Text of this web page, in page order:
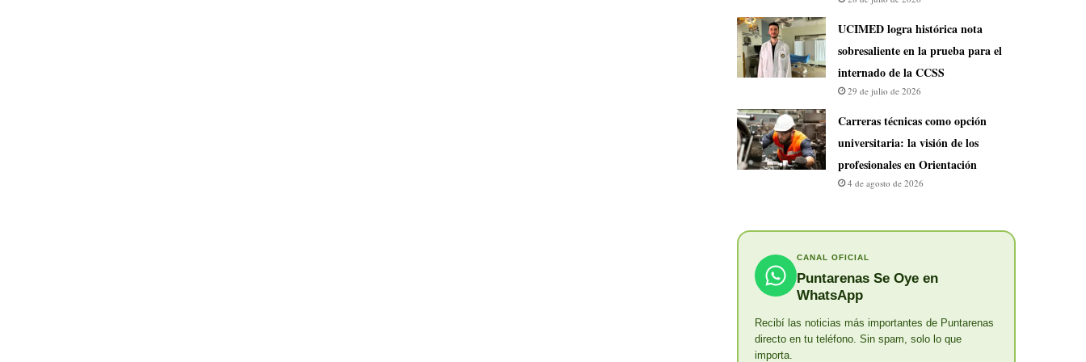
UCIMED logra histórica nota
sobresaliente en la prueba para el
internado de la CCSS
29 de julio de 2026
Carreras técnicas como opción
universitaria: la visión de los
profesionales en Orientación
4 de agosto de 2026
CANAL OFICIAL
Puntarenas Se Oye en
WhatsApp
Recibí las noticias más importantes de Puntarenas
directo en tu teléfono. Sin spam, solo lo que
importa.